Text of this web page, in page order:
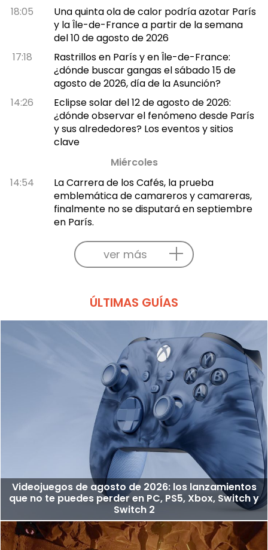
18:05
Una quinta ola de calor podría azotar París
y la Île-de-France a partir de la semana
del 10 de agosto de 2026
17:18
Rastrillos en París y en Île-de-France:
¿dónde buscar gangas el sábado 15 de
agosto de 2026, día de la Asunción?
14:26
Eclipse solar del 12 de agosto de 2026:
¿dónde observar el fenómeno desde París
y sus alrededores? Los eventos y sitios
clave
Miércoles
14:54
La Carrera de los Cafés, la prueba
emblemática de camareros y camareras,
finalmente no se disputará en septiembre
en París.
ver más
ÚLTIMAS GUÍAS
Videojuegos de agosto de 2026: los lanzamientos
que no te puedes perder en PC, PS5, Xbox, Switch y
Switch 2